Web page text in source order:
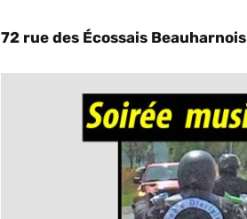
72 rue des Écossais Beauharnois